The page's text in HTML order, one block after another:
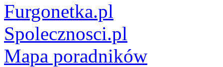
Furgonetka.pl
Spolecznosci.pl
Mapa poradników